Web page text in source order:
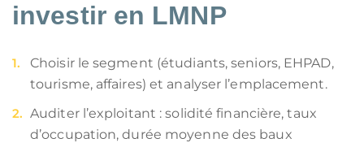
investir en LMNP
Choisir le segment (étudiants, seniors, EHPAD,
tourisme, affaires) et analyser l’emplacement.
Auditer l’exploitant : solidité financière, taux
d’occupation, durée moyenne des baux